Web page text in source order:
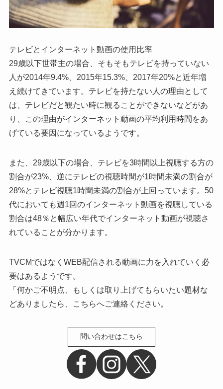
テレビとインターネット動画の使用比率
29歳以下世帯主の場合、そもそもテレビを持っていない
人が2014年9.4%、2015年15.3%、2017年20%と近年増
え続けてきています。テレビを持たない人の理由として
は、テレビだと観たい時に観ることができないなどがあ
り、この理由がインターネット動画の平均利用時間をあ
げている要因になっているようです。
また、29歳以下の場合、テレビを3時間以上視聴する方の
割合が23%、逆にテレビの視聴時間が1時間未満の割合が
28%とテレビ視聴1時間未満の割合が上回っています。50
代においても週1回のインターネット動画を視聴している
割合は48％と幅広い年代でインターネット動画が視聴さ
れていることが分かります。
TVCMではなくWEB配信される動画に力を入れていく必
要はあるようです。
「何かご不明点、もしくは取り上げてもらいたい題材な
どありましたら、こちらへご連絡ください。
問い合わせはこちら